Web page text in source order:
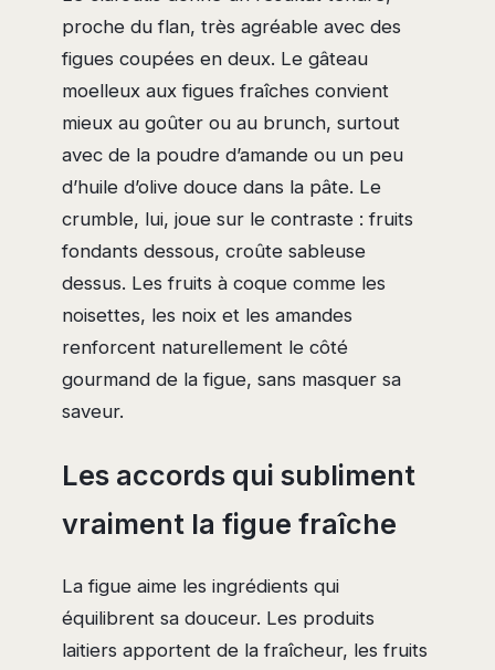
proche du flan, très agréable avec des
figues coupées en deux. Le gâteau
moelleux aux figues fraîches convient
mieux au goûter ou au brunch, surtout
avec de la poudre d’amande ou un peu
d’huile d’olive douce dans la pâte. Le
crumble, lui, joue sur le contraste : fruits
fondants dessous, croûte sableuse
dessus. Les fruits à coque comme les
noisettes, les noix et les amandes
renforcent naturellement le côté
gourmand de la figue, sans masquer sa
saveur.
Les accords qui subliment
vraiment la figue fraîche
La figue aime les ingrédients qui
équilibrent sa douceur. Les produits
laitiers apportent de la fraîcheur, les fruits